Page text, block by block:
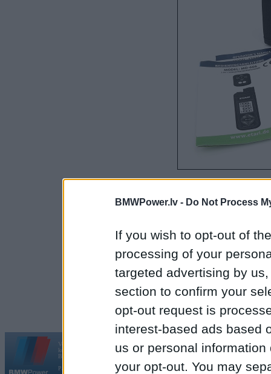
BMWPower.lv - Do Not Process
If you wish to opt-out of
processing of your
targeted advertising by
section to confirm your
opt-out request is
interest-based ads based
us or personal
your opt-out. You may
Atrodos Rīgā, Tēriņu
Tel. 20239239
Vortāls BMWPower.lv darbojas
kopš 2002. gada 14. maija. Tas nav auto klubs un nav saistīts ar
BMW AG.
Par BMWPower
Kontakti |Reklāma